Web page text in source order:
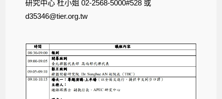
研究中心 杜小姐 02-2568-5000#528 或
d35346@tier.org.tw